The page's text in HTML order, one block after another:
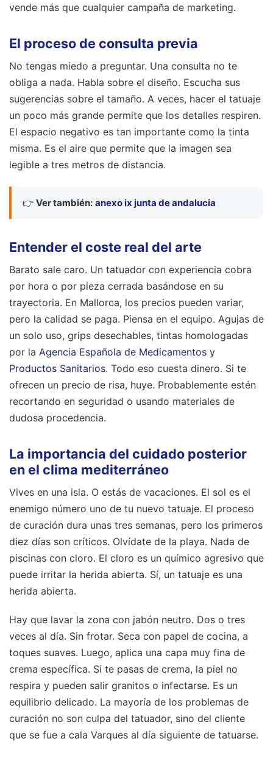
vende más que cualquier campaña de marketing.
El proceso de consulta previa
No tengas miedo a preguntar. Una consulta no te
obliga a nada. Habla sobre el diseño. Escucha sus
sugerencias sobre el tamaño. A veces, hacer el tatuaje
un poco más grande permite que los detalles respiren.
El espacio negativo es tan importante como la tinta
misma. Es el aire que permite que la imagen sea
legible a tres metros de distancia.
👉 Ver también: anexo ix junta de andalucia
Entender el coste real del arte
Barato sale caro. Un tatuador con experiencia cobra
por hora o por pieza cerrada basándose en su
trayectoria. En Mallorca, los precios pueden variar,
pero la calidad se paga. Piensa en el equipo. Agujas de
un solo uso, grips desechables, tintas homologadas
por la Agencia Española de Medicamentos y
Productos Sanitarios. Todo eso cuesta dinero. Si te
ofrecen un precio de risa, huye. Probablemente estén
recortando en seguridad o usando materiales de
dudosa procedencia.
La importancia del cuidado posterior
en el clima mediterráneo
Vives en una isla. O estás de vacaciones. El sol es el
enemigo número uno de tu nuevo tatuaje. El proceso
de curación dura unas tres semanas, pero los primeros
diez días son críticos. Olvídate de la playa. Nada de
piscinas con cloro. El cloro es un químico agresivo que
puede irritar la herida abierta. Sí, un tatuaje es una
herida abierta.
Hay que lavar la zona con jabón neutro. Dos o tres
veces al día. Sin frotar. Seca con papel de cocina, a
toques suaves. Luego, aplica una capa muy fina de
crema específica. Si te pasas de crema, la piel no
respira y pueden salir granitos o infectarse. Es un
equilibrio delicado. La mayoría de los problemas de
curación no son culpa del tatuador, sino del cliente
que se fue a cala Varques al día siguiente de tatuarse.